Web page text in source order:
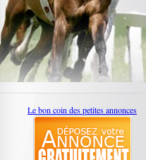
Le bon coin des petites annonces